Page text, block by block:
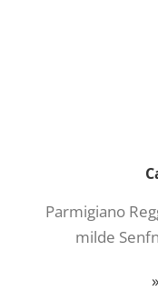
Parmigiano
milde